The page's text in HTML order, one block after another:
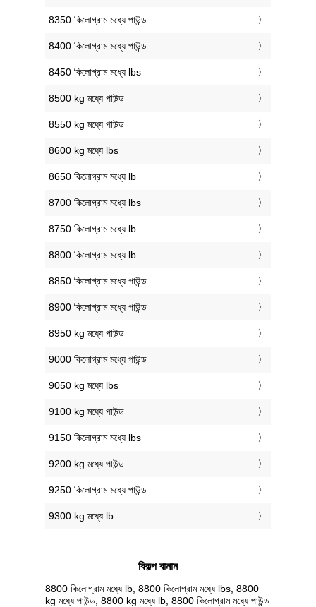
8350 কিলোগ্রাম মধ্যে পাউন্ড
8400 কিলোগ্রাম মধ্যে পাউন্ড
8450 কিলোগ্রাম মধ্যে lbs
8500 kg মধ্যে পাউন্ড
8550 kg মধ্যে পাউন্ড
8600 kg মধ্যে lbs
8650 কিলোগ্রাম মধ্যে lb
8700 কিলোগ্রাম মধ্যে lbs
8750 কিলোগ্রাম মধ্যে lb
8800 কিলোগ্রাম মধ্যে lb
8850 কিলোগ্রাম মধ্যে পাউন্ড
8900 কিলোগ্রাম মধ্যে পাউন্ড
8950 kg মধ্যে পাউন্ড
9000 কিলোগ্রাম মধ্যে পাউন্ড
9050 kg মধ্যে lbs
9100 kg মধ্যে পাউন্ড
9150 কিলোগ্রাম মধ্যে lbs
9200 kg মধ্যে পাউন্ড
9250 কিলোগ্রাম মধ্যে পাউন্ড
9300 kg মধ্যে lb
বিকল্প বানান
8800 কিলোগ্রাম মধ্যে lb, 8800 কিলোগ্রাম মধ্যে lbs, 8800
kg মধ্যে পাউন্ড, 8800 kg মধ্যে lb, 8800 কিলোগ্রাম মধ্যে পাউন্ড